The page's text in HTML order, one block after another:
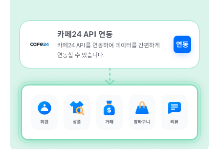
카페24 API 연동
카페24 API를 연동하여 데이터를 간편하게
연동할 수 있습니다.
연동